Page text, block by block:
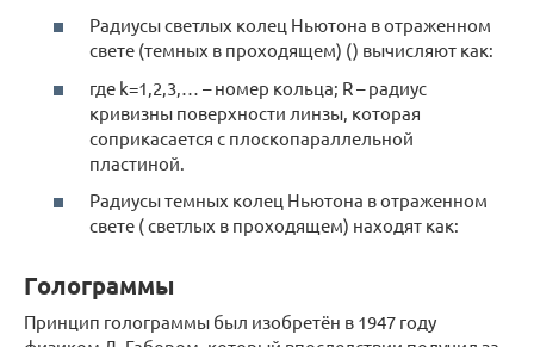
Радиусы светлых колец Ньютона в отраженном
свете (темных в проходящем) () вычисляют как:
где k=1,2,3,… – номер кольца; R – радиус
кривизны поверхности линзы, которая
соприкасается с плоскопараллельной
пластиной.
Радиусы темных колец Ньютона в отраженном
свете ( светлых в проходящем) находят как:
Голограммы
Принцип голограммы был изобретён в 1947 году